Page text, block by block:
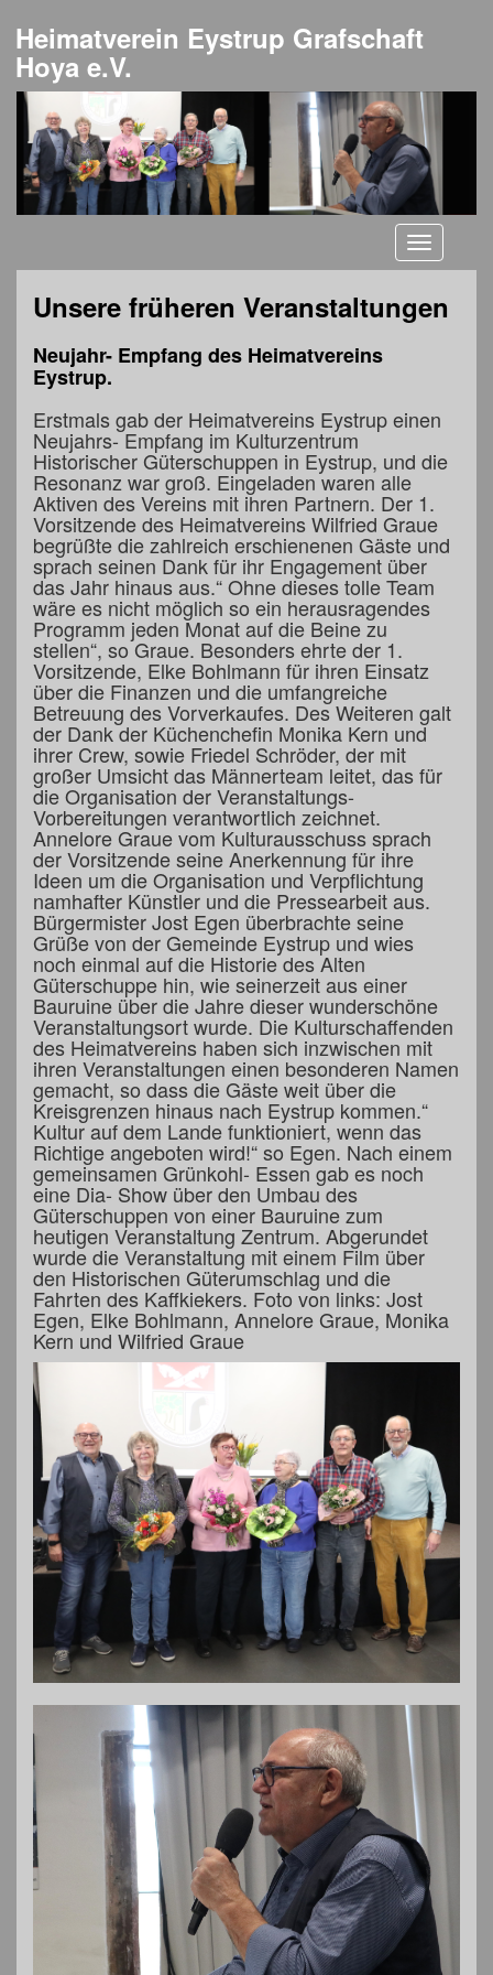
Heimatverein Eystrup Grafschaft
Hoya e.V.
Toggle
Unsere früheren Veranstaltungen
Neujahr- Empfang des Heimatvereins
Eystrup.
Erstmals gab der Heimatvereins Eystrup einen
Neujahrs- Empfang im Kulturzentrum
Historischer Güterschuppen in Eystrup, und die
Resonanz war groß. Eingeladen waren alle
Aktiven des Vereins mit ihren Partnern. Der 1.
Vorsitzende des Heimatvereins Wilfried Graue
begrüßte die zahlreich erschienenen Gäste und
sprach seinen Dank für ihr Engagement über
das Jahr hinaus aus.“ Ohne dieses tolle Team
wäre es nicht möglich so ein herausragendes
Programm jeden Monat auf die Beine zu
stellen“, so Graue. Besonders ehrte der 1.
Vorsitzende, Elke Bohlmann für ihren Einsatz
über die Finanzen und die umfangreiche
Betreuung des Vorverkaufes. Des Weiteren galt
der Dank der Küchenchefin Monika Kern und
ihrer Crew, sowie Friedel Schröder, der mit
großer Umsicht das Männerteam leitet, das für
die Organisation der Veranstaltungs-
Vorbereitungen verantwortlich zeichnet.
Annelore Graue vom Kulturausschuss sprach
der Vorsitzende seine Anerkennung für ihre
Ideen um die Organisation und Verpflichtung
namhafter Künstler und die Pressearbeit aus.
Bürgermister Jost Egen überbrachte seine
Grüße von der Gemeinde Eystrup und wies
noch einmal auf die Historie des Alten
Güterschuppe hin, wie seinerzeit aus einer
Bauruine über die Jahre dieser wunderschöne
Veranstaltungsort wurde. Die Kulturschaffenden
des Heimatvereins haben sich inzwischen mit
ihren Veranstaltungen einen besonderen Namen
gemacht, so dass die Gäste weit über die
Kreisgrenzen hinaus nach Eystrup kommen.“
Kultur auf dem Lande funktioniert, wenn das
Richtige angeboten wird!“ so Egen. Nach einem
gemeinsamen Grünkohl- Essen gab es noch
eine Dia- Show über den Umbau des
Güterschuppen von einer Bauruine zum
heutigen Veranstaltung Zentrum. Abgerundet
wurde die Veranstaltung mit einem Film über
den Historischen Güterumschlag und die
Fahrten des Kaffkiekers. Foto von links: Jost
Egen, Elke Bohlmann, Annelore Graue, Monika
Kern und Wilfried Graue